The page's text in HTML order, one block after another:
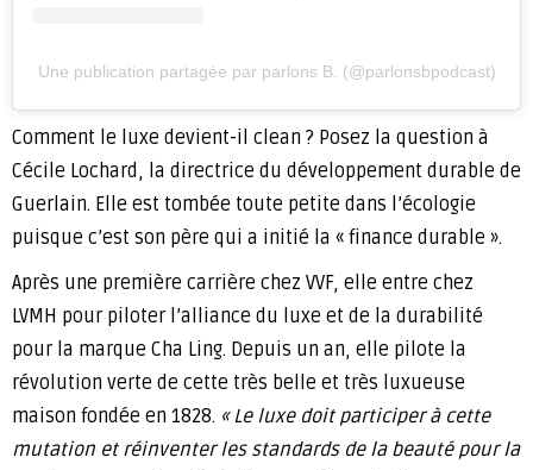
Une publication partagée par parlons B. (@parlonsbpodcast)
Comment le luxe devient-il clean ? Posez la question à
Cécile Lochard, la directrice du développement durable de
Guerlain. Elle est tombée toute petite dans l’écologie
puisque c’est son père qui a initié la « finance durable ».
Après une première carrière chez VVF, elle entre chez
LVMH pour piloter l’alliance du luxe et de la durabilité
pour la marque Cha Ling. Depuis un an, elle pilote la
révolution verte de cette très belle et très luxueuse
maison fondée en 1828. « Le luxe doit participer à cette
mutation et réinventer les standards de la beauté pour la